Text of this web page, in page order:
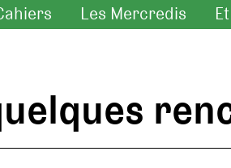
Les Mercredis